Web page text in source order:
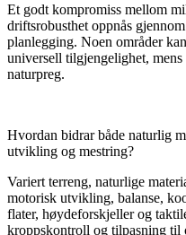
Et godt kompromiss mellom
driftsrobusthet oppnås
planlegging. Noen områder
universell tilgjengelighet,
naturpreg.
Hvordan bidrar både naturlig
utvikling og mestring?
Variert terreng, naturlige
motorisk utvikling, balanse,
flater, høydeforskjeller og
kroppskontroll og tilpasning til